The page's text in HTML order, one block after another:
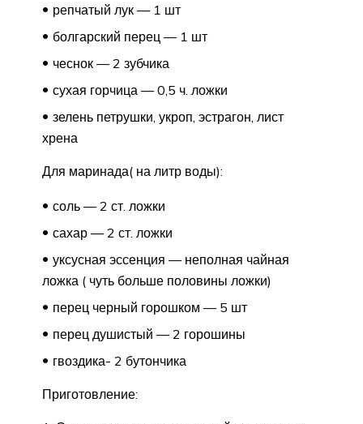
репчатый лук — 1 шт
болгарский перец — 1 шт
чеснок — 2 зубчика
сухая горчица — 0,5 ч. ложки
зелень петрушки, укроп, эстрагон, лист
хрена
Для маринада( на литр воды):
соль — 2 ст. ложки
сахар — 2 ст. ложки
уксусная эссенция — неполная чайная
ложка ( чуть больше половины ложки)
перец черный горошком — 5 шт
перец душистый — 2 горошины
гвоздика- 2 бутончика
Приготовление: